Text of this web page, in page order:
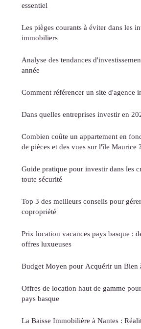
essentiel
Les pièges courants à éviter dans les
immobiliers
Analyse des tendances
année
Comment référencer un site d'agence
Dans quelles entreprises investir en
Combien coûte un appartement en
de pièces et des vues sur l'île Maurice ?
Guide pratique pour investir dans les
toute sécurité
Top 3 des meilleurs conseils pour
copropriété
Prix location vacances pays basque :
offres luxueuses
Budget Moyen pour Acquérir un Bien
Offres de location haut de gamme
pays basque
La Baisse Immobilière à Nantes :